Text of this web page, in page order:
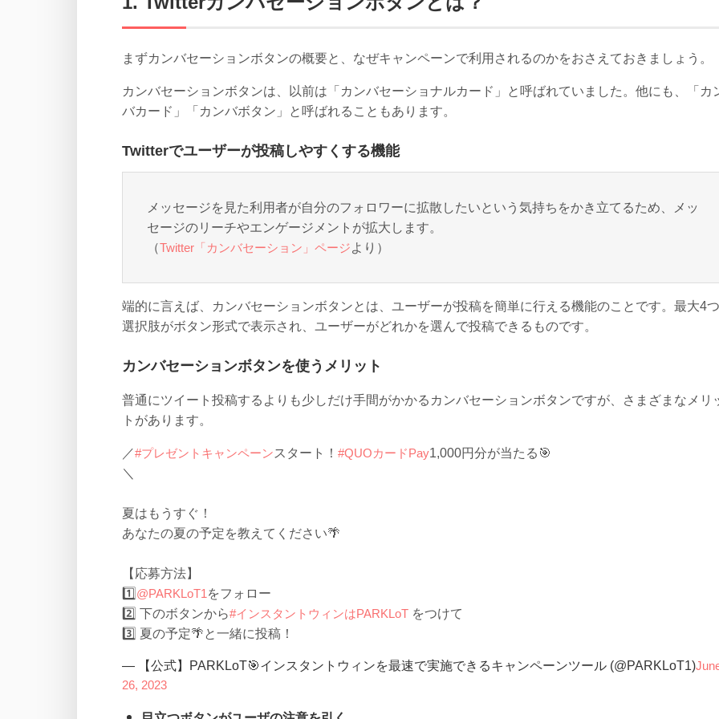
まずカンバセーションボタンの概要と、なぜキャンペーンで利用されるのかをおさえておきましょう。
カンバセーションボタンは、以前は「カンバセーショナルカード」と呼ばれていました。他にも、「カ
バカード」「カンバボタン」と呼ばれることもあります。
Twitterでユーザーが投稿しやすくする機能
メッセージを見た利用者が自分のフォロワーに拡散したいという気持ちをかき立てるため、メッ
セージのリーチやエンゲージメントが拡大します。
（Twitter「カンバセーション」ページより）
端的に言えば、カンバセーションボタンとは、ユーザーが投稿を簡単に行える機能のことです。最大4
選択肢がボタン形式で表示され、ユーザーがどれかを選んで投稿できるものです。
カンバセーションボタンを使うメリット
普通にツイート投稿するよりも少しだけ手間がかかるカンバセーションボタンですが、さまざまなメリ
トがあります。
／#プレゼントキャンペーンスタート！ #QUOカードPay1,000円分が当たる🎯
＼
夏はもうすぐ！
あなたの夏の予定を教えてください🌴
【応募方法】
1️⃣ @PARKLoT1 をフォロー
2️⃣ 下のボタンから#インスタントウィンはPARKLoT をつけて
3️⃣ 夏の予定🌴と一緒に投稿！
— 【公式】PARKLoT🎯インスタントウィンを最速で実施できるキャンペーンツール (@PARKLoT1)
26, 2023